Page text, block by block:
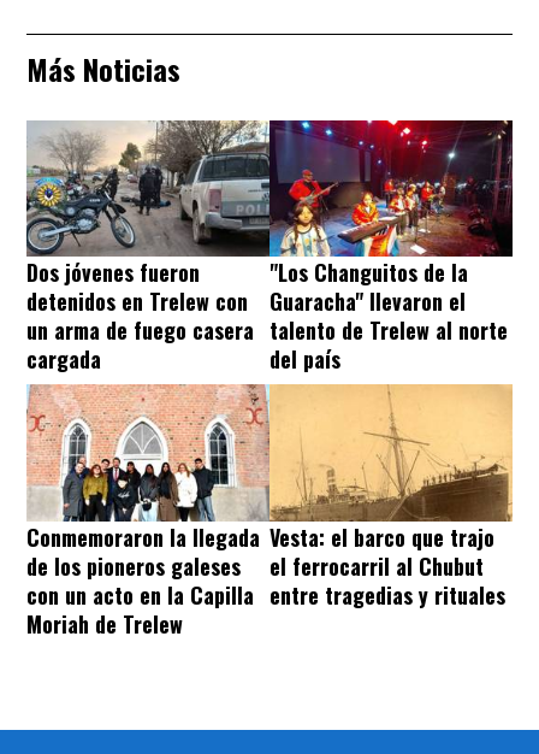
Más Noticias
Dos jóvenes fueron
detenidos en Trelew con
un arma de fuego casera
cargada
"Los Changuitos de la
Guaracha" llevaron el
talento de Trelew al norte
del país
Conmemoraron la llegada
de los pioneros galeses
con un acto en la Capilla
Moriah de Trelew
Vesta: el barco que trajo
el ferrocarril al Chubut
entre tragedias y rituales